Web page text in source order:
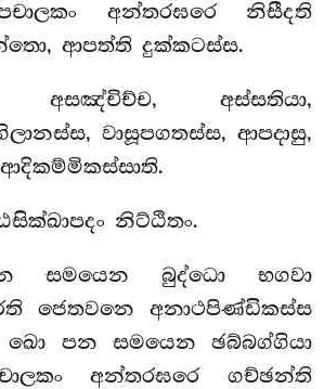
අන්තරඝරෙ නිසීදති
ආපත්ති දුක්කටස්ස.
අසඤ්චිච්ච, අස්සතියා,
වාසූපගතස්ස, ආපදාසු,
නිට්ඨිතං.
සමයෙන බුද්ධො භගවා
ජෙතවනෙ අනාථපිණ්ඩිකස්ස
ඛො පන සමයෙන ඡබ්බග්ගියා
අන්තරඝරෙ ගච්ඡන්ති